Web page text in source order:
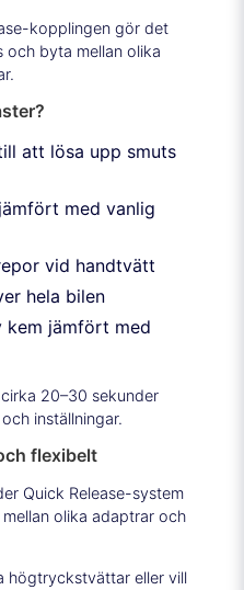
kopplingen gör det
byta mellan olika
att lösa upp smuts
med vanlig
vid handtvätt
hela bilen
kem jämfört med
20–30 sekunder
inställningar.
flexibelt
Quick Release-system
olika adaptrar och
högtryckstvättar eller vill